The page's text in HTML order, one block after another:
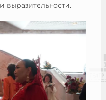
выразительности.